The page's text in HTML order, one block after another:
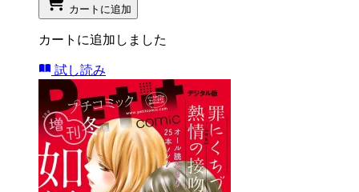
カートに追加
カートに追加しました
試し読み